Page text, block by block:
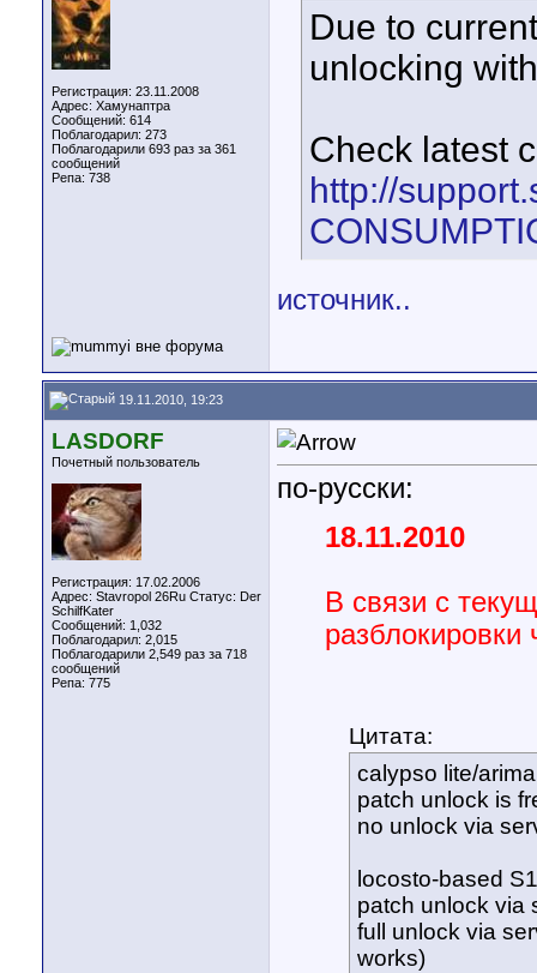
Регистрация: 23.11.2008
Адрес: Хамунаптра
Сообщений: 614
Поблагодарил: 273
Поблагодарили 693 раз за 361
сообщений
Репа: 738
Due to
unlocking
Check latest
http://
источник..
19.11.2010, 19:23
LASDORF
Почетный пользователь
Регистрация: 17.02.2006
Адрес: Stavropol 26Ru Статус: Der
SchilfKater
Сообщений: 1,032
Поблагодарил: 2,015
Поблагодарили 2,549 раз за 718
сообщений
Репа: 775
по-русски:
18.11.2010
В связи с
разблокировки
Цитата:
calypso lite/
patch unlock is
no unlock via
locosto-based
patch unlock via
full unlock via
works)